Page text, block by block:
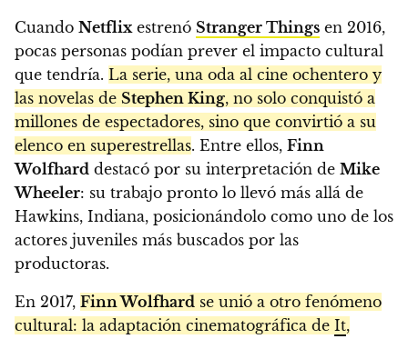
Cuando Netflixestrenó Stranger Things en 2016,
pocas personas podían prever el impacto cultural
que tendría. La serie, una oda al cine ochentero y
las novelas de Stephen King, no solo conquistó a
millones de espectadores, sino que convirtió a su
elenco en superestrellas. Entre ellos, Finn
Wolfhard destacó por su interpretación de Mike
Wheeler: su trabajo pronto lo llevó más allá de
Hawkins, Indiana, posicionándolo como uno de los
actores juveniles más buscados por las
productoras.
En 2017, Finn Wolfhard se unió a otro fenómeno
cultural: la adaptación cinematográfica de It,